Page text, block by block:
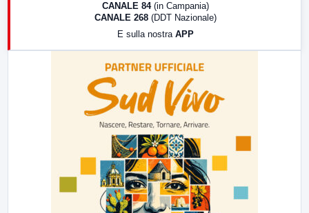
CANALE 84 (in Campania)
CANALE 268 (DDT Nazionale)
E sulla nostra APP